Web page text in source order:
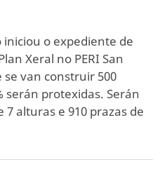
o expediente de
Xeral no PERI San
van construir 500
serán protexidas. Serán
alturas e 910 prazas de